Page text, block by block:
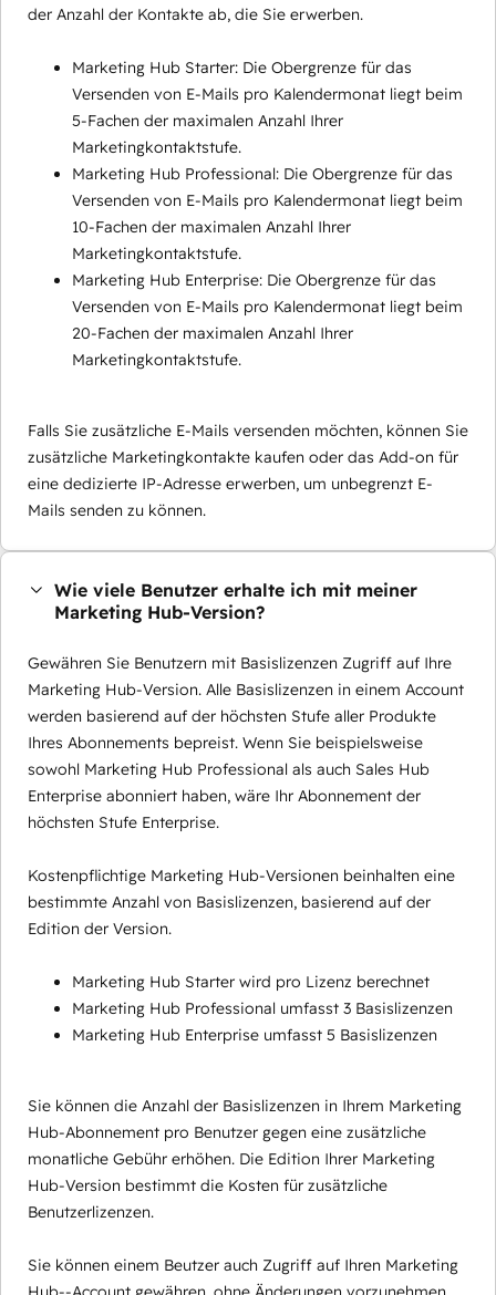
der Anzahl der Kontakte ab, die Sie erwerben.
Marketing Hub Starter: Die Obergrenze für das
Versenden von E-Mails pro Kalendermonat liegt beim
5-Fachen der maximalen Anzahl Ihrer
Marketingkontaktstufe.
Marketing Hub Professional: Die Obergrenze für das
Versenden von E-Mails pro Kalendermonat liegt beim
10-Fachen der maximalen Anzahl Ihrer
Marketingkontaktstufe.
Marketing Hub Enterprise: Die Obergrenze für das
Versenden von E-Mails pro Kalendermonat liegt beim
20-Fachen der maximalen Anzahl Ihrer
Marketingkontaktstufe.
Falls Sie zusätzliche E-Mails versenden möchten, können Sie
zusätzliche Marketingkontakte kaufen oder das Add-on für
eine dedizierte IP-Adresse erwerben, um unbegrenzt E-
Mails senden zu können.
Wie viele Benutzer erhalte ich mit meiner
Marketing Hub-Version?
Gewähren Sie Benutzern mit Basislizenzen Zugriff auf Ihre
Marketing Hub-Version. Alle Basislizenzen in einem Account
werden basierend auf der höchsten Stufe aller Produkte
Ihres Abonnements bepreist. Wenn Sie beispielsweise
sowohl Marketing Hub Professional als auch Sales Hub
Enterprise abonniert haben, wäre Ihr Abonnement der
höchsten Stufe Enterprise.
Kostenpflichtige Marketing Hub-Versionen beinhalten eine
bestimmte Anzahl von Basislizenzen, basierend auf der
Edition der Version.
Marketing Hub Starter wird pro Lizenz berechnet
Marketing Hub Professional umfasst 3 Basislizenzen
Marketing Hub Enterprise umfasst 5 Basislizenzen
Sie können die Anzahl der Basislizenzen in Ihrem Marketing
Hub-Abonnement pro Benutzer gegen eine zusätzliche
monatliche Gebühr erhöhen. Die Edition Ihrer Marketing
Hub-Version bestimmt die Kosten für zusätzliche
Benutzerlizenzen.
Sie können einem Beutzer auch Zugriff auf Ihren Marketing